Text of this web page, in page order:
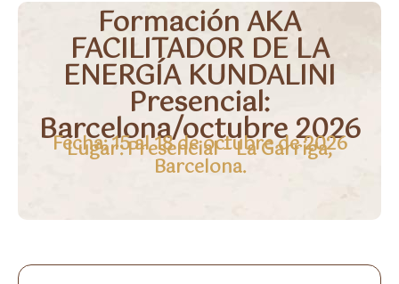
Formación AKA
FACILITADOR DE LA
ENERGÍA KUNDALINI
Presencial:
Barcelona/octubre 2026
Fecha: 15 al 18 de octubre de 2026
Lugar: Presencial – La Garriga,
Barcelona.